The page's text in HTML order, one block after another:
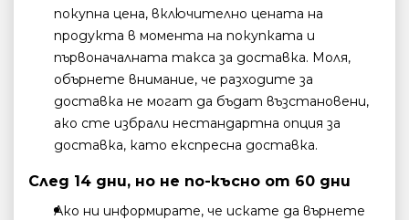
покупна цена, включително цената на
продукта в момента на покупката и
първоначалната такса за доставка. Моля,
обърнете внимание, че разходите за
доставка не могат да бъдат възстановени,
ако сте избрали нестандартна опция за
доставка, като експресна доставка.
След 14 дни, но не по-късно от 60 дни
Ако ни информирате, че искате да върнете